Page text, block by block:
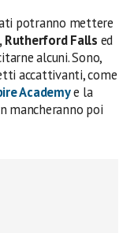
potranno mettere
, Rutherford Falls ed
alcuni. Sono,
accattivanti, come
Academye la
mancheranno poi